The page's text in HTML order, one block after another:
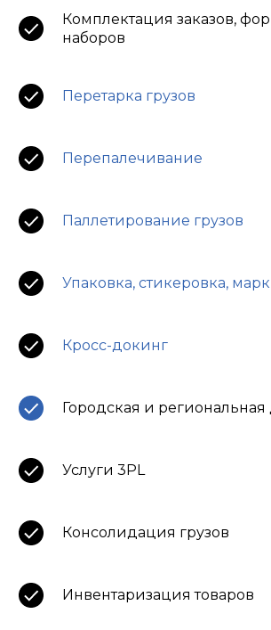
Комплектация заказов,
наборов
Перетарка грузов
Перепалечивание
Паллетирование грузов
Упаковка, стикеровка,
Кросс-докинг
Городская и региональная
Услуги 3PL
Консолидация грузов
Инвентаризация товаров